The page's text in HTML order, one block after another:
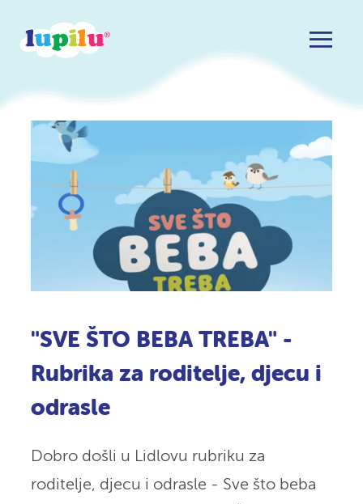
"SVE ŠTO BEBA TREBA" -
Rubrika za roditelje, djecu i
odrasle
Dobro došli u Lidlovu rubriku za
roditelje, djecu i odrasle - Sve što beba